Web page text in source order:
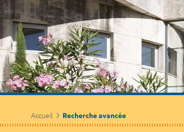
Accueil Recherche avancée